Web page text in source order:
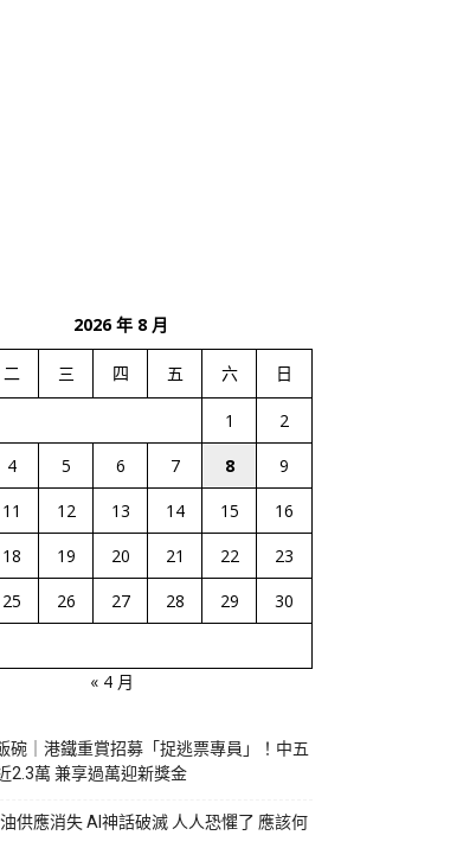
2026 年 8 月
二 三 四 五 六 日
1
2
4 5 6 7 8
9
11 12 13 14 15
16
18 19 20 21 22
23
25 26 27 28 29
30
« 4 月
碗｜港鐵重賞招募「捉逃票專員」！中五
2.3萬 兼享過萬迎新獎金
供應消失 AI神話破滅 人人恐懼了 應該何